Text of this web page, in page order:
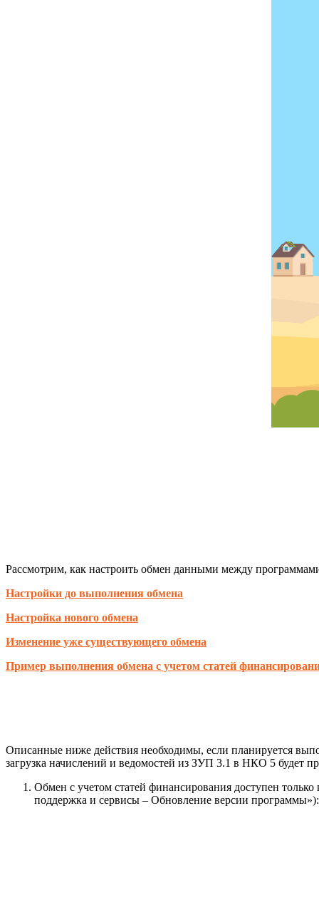
Рассмотрим, как настроить обмен данными между
Настройки до выполнения обмена
Настройка нового обмена
Изменение уже существующего обмена
Пример выполнения обмена с учетом статей
Описанные ниже действия необходимы, если планируется
загрузка начислений и ведомостей из ЗУП 3.1 в НКО 5 будет
Обмен с учетом статей финансирования доступен
поддержка и сервисы – Обновление версии программы»):